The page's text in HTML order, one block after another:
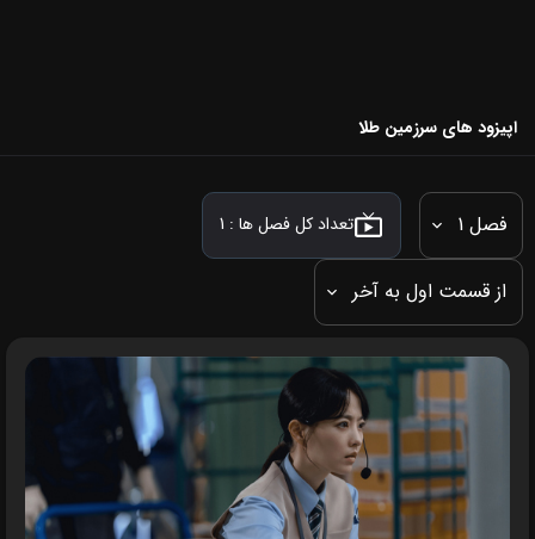
اپیزود های سرزمین طلا
فصل 1 تعداد کل فصل ها : 1
از قسمت اول به آخر